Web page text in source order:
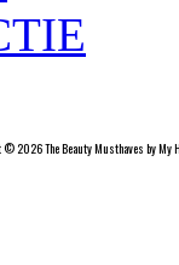
© 2026 The Beauty Musthaves by My